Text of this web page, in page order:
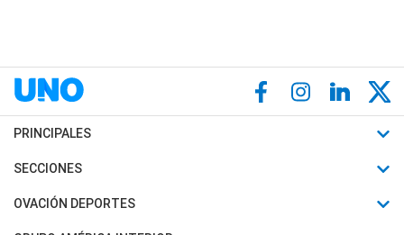
PRINCIPALES
Últimas Noticias
Política
SECCIONES
Horóscopo
Motores
OVACIÓN DEPORTES